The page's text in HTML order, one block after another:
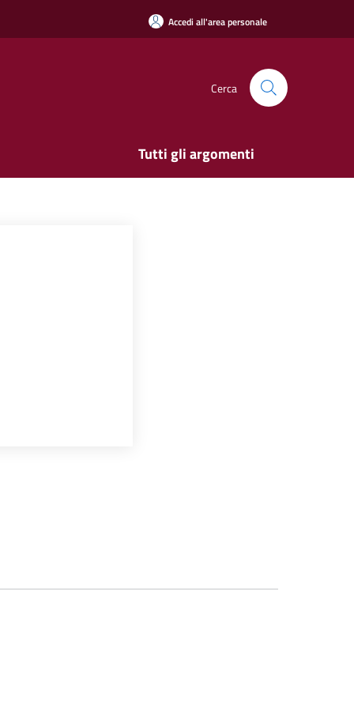
Accedi all'area personale
Cerca
Tutti gli argomenti